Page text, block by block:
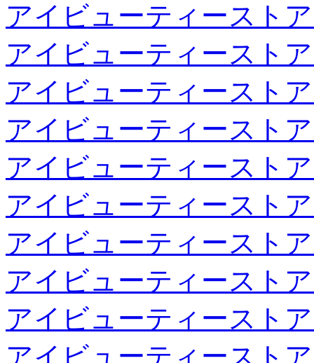
アイビューティースト
アイビューティースト
アイビューティースト
アイビューティースト
アイビューティースト
アイビューティースト
アイビューティースト
アイビューティースト
アイビューティースト
アイビューティースト